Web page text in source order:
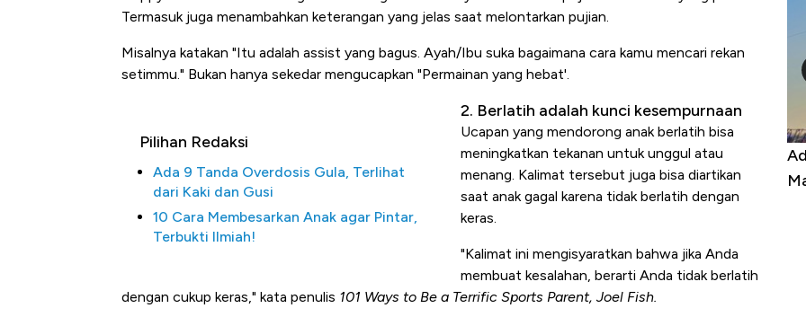
Termasuk juga menambahkan keterangan yang jelas saat melontarkan pujian.
Misalnya katakan "Itu adalah assist yang bagus. Ayah/Ibu suka bagaimana cara kamu mencari rekan
setimmu." Bukan hanya sekedar mengucapkan "Permainan yang hebat'.
Pilihan Redaksi
Ada 9 Tanda Overdosis Gula, Terlihat
dari Kaki dan Gusi
10 Cara Membesarkan Anak agar Pintar,
Terbukti Ilmiah!
2. Berlatih adalah kunci kesempurnaan
Ucapan yang mendorong anak berlatih bisa
meningkatkan tekanan untuk unggul atau
menang. Kalimat tersebut juga bisa diartikan
saat anak gagal karena tidak berlatih dengan
keras.
"Kalimat ini mengisyaratkan bahwa jika Anda
membuat kesalahan, berarti Anda tidak berlatih
dengan cukup keras," kata penulis 101 Ways to Be a Terrific Sports Parent, Joel Fish.
Kongo Tutup Keran Ekspor, Harga
Tembaga Terbang ke Zona Berbahaya
Adu Panas Kinerja Emiten Minyak RI,
Mana yang Cuannya Paling Menyala?